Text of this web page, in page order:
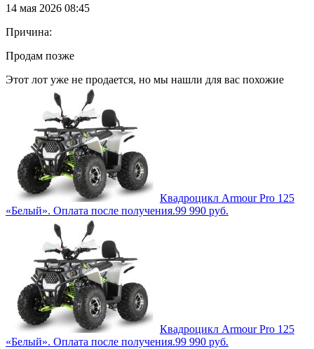
14 мая 2026 08:45
Причина:
Продам позже
Этот лот уже не продается, но мы нашли для вас похожие
Квадроцикл Armour Pro 125
«Белый». Оплата после получения.99 990 руб.
Квадроцикл Armour Pro 125
«Белый». Оплата после получения.99 990 руб.